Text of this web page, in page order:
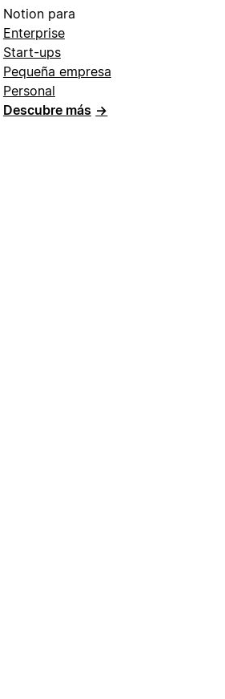
Notion para
Enterprise
Start-ups
Pequeña empresa
Personal
Descubre más →